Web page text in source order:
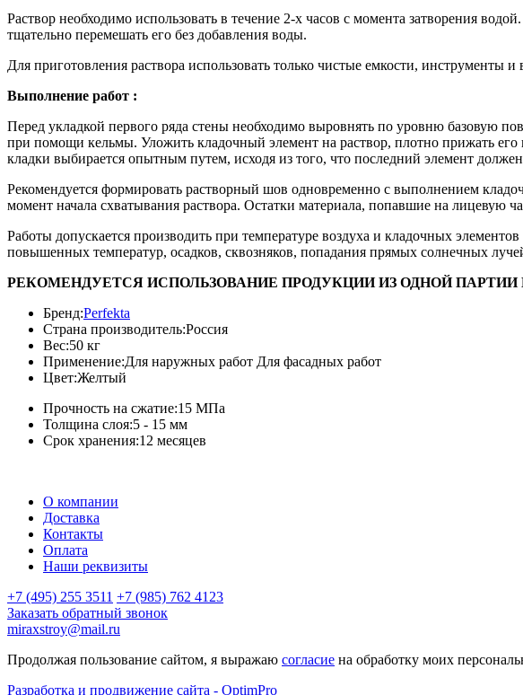
Раствор необходимо использовать в течение 2-х часов с момента затворения
тщательно перемешать его без добавления воды.
Для приготовления раствора использовать только чистые емкости, инструменты и
Выполнение работ :
Перед укладкой первого ряда стены необходимо выровнять по уровню базовую
при помощи кельмы. Уложить кладочный элемент на раствор, плотно прижать
кладки выбирается опытным путем, исходя из того, что последний элемент
Рекомендуется формировать растворный шов одновременно с выполнением
момент начала схватывания раствора. Остатки материала, попавшие на лицевую
Работы допускается производить при температуре воздуха и кладочных
повышенных температур, осадков, сквозняков, попадания прямых солнечных
РЕКОМЕНДУЕТСЯ ИСПОЛЬЗОВАНИЕ ПРОДУКЦИИ ИЗ ОДНОЙ
Бренд:Perfekta
Страна производитель:Россия
Вес:50 кг
Применение:Для наружных работ Для фасадных работ
Цвет:Желтый
Прочность на сжатие:15 МПа
Толщина слоя:5 - 15 мм
Срок хранения:12 месяцев
О компании
Доставка
Контакты
Оплата
Наши реквизиты
+7 (495) 255 3511 +7 (985) 762 4123
Заказать обратный звонок
miraxstroy@mail.ru
Продолжая пользование сайтом, я выражаю согласие на обработку моих
Разработка и продвижение сайта - OptimPro